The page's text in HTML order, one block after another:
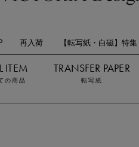
再入荷 【転写紙・白磁】特集
の商品 転写紙